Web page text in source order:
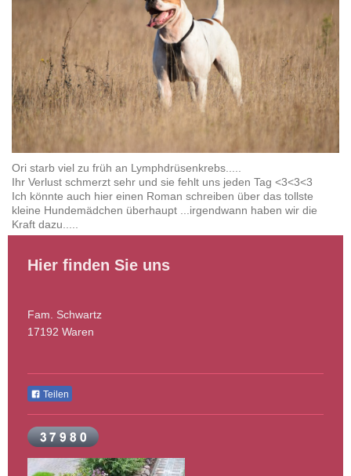
Ori starb viel zu früh an Lymphdrüsenkrebs.....
Ihr Verlust schmerzt sehr und sie fehlt uns jeden Tag <3<3<3
Ich könnte auch hier einen Roman schreiben über das tollste
kleine Hundemädchen überhaupt ...irgendwann haben wir die
Kraft dazu.....
Hier finden Sie uns
Fam. Schwartz
17192 Waren
Teilen